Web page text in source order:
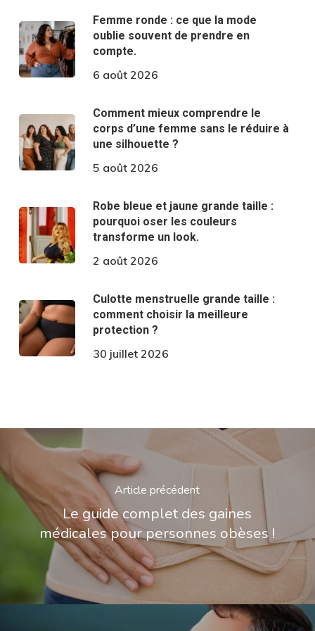
Femme ronde : ce que la mode
oublie souvent de prendre en
compte.
6 août 2026
Comment mieux comprendre le
corps d’une femme sans le réduire à
une silhouette ?
5 août 2026
Robe bleue et jaune grande taille :
pourquoi oser les couleurs
transforme un look.
2 août 2026
Culotte menstruelle grande taille :
comment choisir la meilleure
protection ?
30 juillet 2026
Article précédent
Le guide complet des gaines
médicales pour personnes obèses !